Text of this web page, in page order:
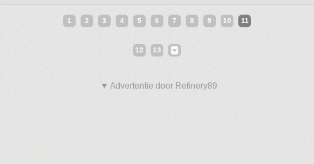
1 2 3 4 5 6 7 8 9 10 11
12 13
▼ Advertentie door Refinery89